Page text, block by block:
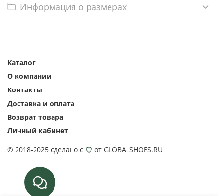
Информация о размерах
Каталог
О компании
Контакты
Доставка и оплата
Возврат товара
Личный кабинет
© 2018-2025 сделано с от GLOBALSHOES.RU